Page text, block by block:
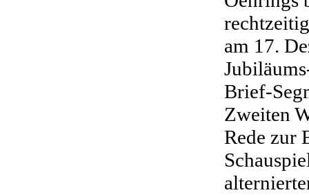
am 17.
Brief-
Zweiten
Rede zur